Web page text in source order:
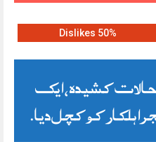
50% Dislikes
کشیدہ، ایک
اہلکار کو کچل دیا.